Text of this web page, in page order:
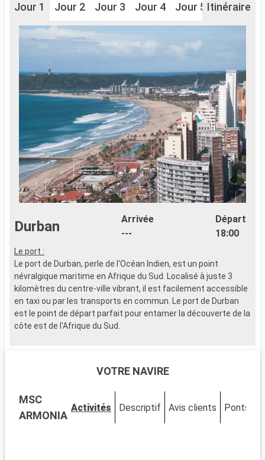
Jour 1 Jour 2 Jour 3 Jour 4 Jour 5 Jour 6
Itinéraire
Durban
Arrivée
---
Départ
18:00
Le port :
Le port de Durban, perle de l'Océan Indien, est un point
névralgique maritime en Afrique du Sud. Localisé à juste 3
kilomètres du centre-ville vibrant, il est facilement accessible
en taxi ou par les transports en commun. Le port de Durban
est le point de départ parfait pour entamer la découverte de la
côte est de l'Afrique du Sud.
Mile, une magnifique plage dorée bordée de palmiers et
poignant et instructif, permet d'approfondir ses
connaissances sur l'histoire du pays. Le Jardin Botanique de
Durban, un oasis de tranquillité et de vegetation, est une
VOTRE NAVIRE
MSC
ARMONIA
Activités Descriptif Avis clients Ponts